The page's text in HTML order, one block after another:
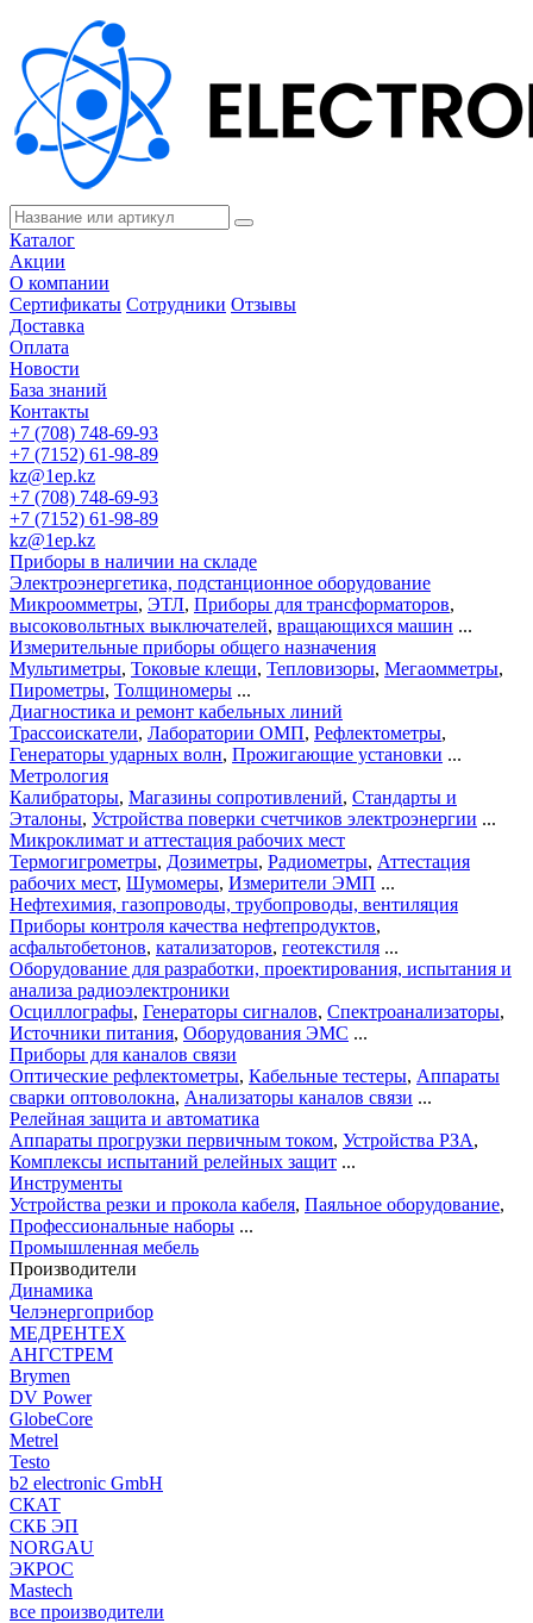
Каталог
Акции
О компании
Сертификаты Сотрудники Отзывы
Доставка
Оплата
Новости
База знаний
Контакты
+7 (708) 748-69-93
+7 (7152) 61-98-89
kz@1ep.kz
+7 (708) 748-69-93
+7 (7152) 61-98-89
kz@1ep.kz
Приборы в наличии на складе
Электроэнергетика, подстанционное оборудование
Микроомметры, ЭТЛ, Приборы для трансформаторов,
высоковольтных выключателей, вращающихся машин ...
Измерительные приборы общего назначения
Мультиметры, Токовые клещи, Тепловизоры, Мегаомметры,
Пирометры, Толщиномеры ...
Диагностика и ремонт кабельных линий
Трассоискатели, Лаборатории ОМП, Рефлектометры,
Генераторы ударных волн, Прожигающие установки ...
Метрология
Калибраторы, Магазины сопротивлений, Стандарты и
Эталоны, Устройства поверки счетчиков электроэнергии ...
Микроклимат и аттестация рабочих мест
Термогигрометры, Дозиметры, Радиометры, Аттестация
рабочих мест, Шумомеры, Измерители ЭМП ...
Нефтехимия, газопроводы, трубопроводы, вентиляция
Приборы контроля качества нефтепродуктов,
асфальтобетонов, катализаторов, геотекстиля ...
Оборудование для разработки, проектирования, испытания и
анализа радиоэлектроники
Осциллографы, Генераторы сигналов, Спектроанализаторы,
Источники питания, Оборудования ЭМС ...
Приборы для каналов связи
Оптические рефлектометры, Кабельные тестеры, Аппараты
сварки оптоволокна, Анализаторы каналов связи ...
Релейная защита и автоматика
Аппараты прогрузки первичным током, Устройства РЗА,
Комплексы испытаний релейных защит ...
Инструменты
Устройства резки и прокола кабеля, Паяльное оборудование,
Профессиональные наборы ...
Промышленная мебель
Производители
Динамика
Челэнергоприбор
МЕДРЕНТЕХ
АНГСТРЕМ
Brymen
DV Power
GlobeCore
Metrel
Testo
b2 electronic GmbH
СКАТ
СКБ ЭП
NORGAU
ЭКРОС
Mastech
все производители